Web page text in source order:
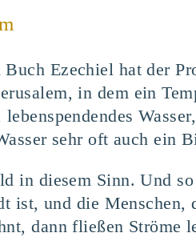
Ezechiel hat der
in dem ein
sehr oft auch ein
in diesem Sinn. Und
ist, und die Menschen,
dann fließen Ströme